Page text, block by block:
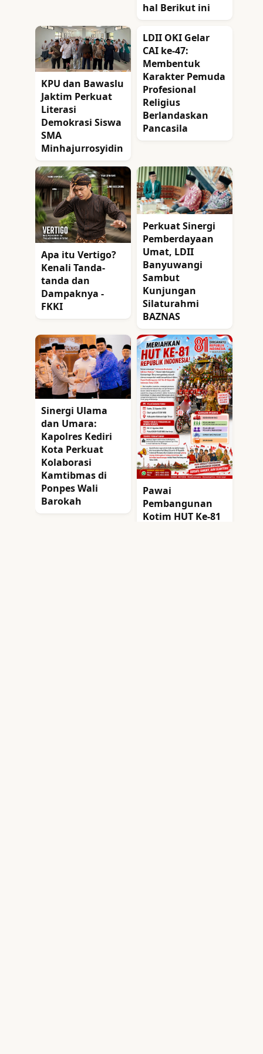
hal Berikut ini
KPU dan Bawaslu
Jaktim Perkuat
Literasi
Demokrasi Siswa
SMA
Minhajurrosyidin
LDII OKI Gelar
CAI ke-47:
Membentuk
Karakter Pemuda
Profesional
Religius
Berlandaskan
Pancasila
Apa itu Vertigo?
Kenali Tanda-
tanda dan
Dampaknya -
FKKI
Perkuat Sinergi
Pemberdayaan
Umat, LDII
Banyuwangi
Sambut
Kunjungan
Silaturahmi
BAZNAS
Sinergi Ulama
dan Umara:
Kapolres Kediri
Kota Perkuat
Kolaborasi
Kamtibmas di
Ponpes Wali
Barokah
Pawai
Pembangunan
Kotim HUT Ke-81